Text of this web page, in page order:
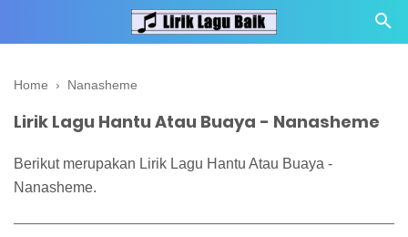
Home › Nanasheme
Lirik Lagu Hantu Atau Buaya - Nanasheme
Berikut merupakan Lirik Lagu Hantu Atau Buaya -
Nanasheme.